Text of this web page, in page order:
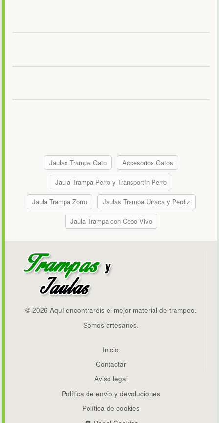
Jaulas Trampa Gato Accesorios Gatos
Jaula Trampa Perro y Transportín Perro
Jaula Trampa Zorro Jaulas Trampa Urraca y Perdiz
Jaula Trampa con Cebo Vivo
© 2026 Aquí encontraréis el mejor material de trampeo.
Somos artesanos.
Inicio
Contactar
Aviso legal
Política de envio y devoluciones
Política de cookies